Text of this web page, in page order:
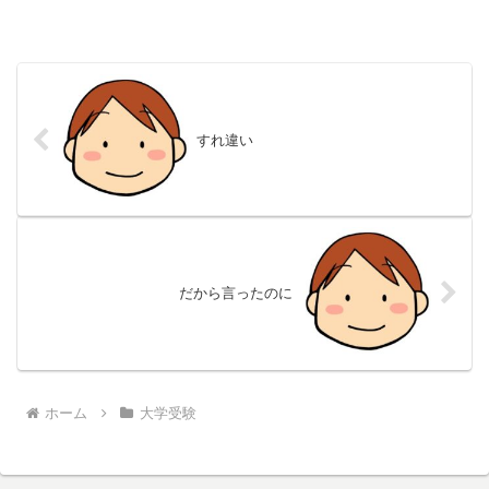
すれ違い
だから言ったのに
ホーム 大学受験